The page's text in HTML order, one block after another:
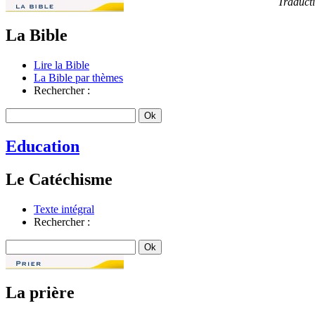
La Bible
Lire la Bible
La Bible par thèmes
Rechercher :
Education
Le Catéchisme
Texte intégral
Rechercher :
La prière